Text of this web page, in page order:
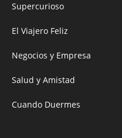
Supercurioso
El Viajero Feliz
Negocios y Empresa
Salud y Amistad
Cuando Duermes